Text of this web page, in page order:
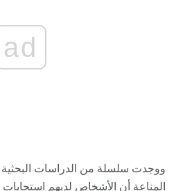
ad
ووجدت سلسلة من الدراسات
المناعة أن الأشخاص لديهم